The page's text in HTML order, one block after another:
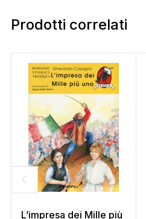
Prodotti correlati
L’impresa dei Mille più